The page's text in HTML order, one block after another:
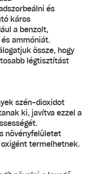
és
káros
a benzolt,
ammóniát.
össze, hogy
légtisztítást
szén-dioxidot
ki, javítva ezzel a
növényfelületet
termelhetnek.